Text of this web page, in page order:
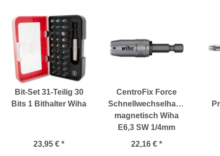
Bit-Set 31-Teilig 30
Bits 1 Bithalter Wiha
23,95 € *
CentroFix Force
Schnellwechselhalter
magnetisch Wiha
E6,3 SW 1/4mm
22,16 € *